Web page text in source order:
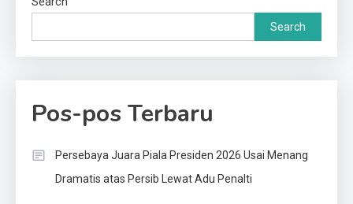
Search
Pos-pos Terbaru
Persebaya Juara Piala Presiden 2026 Usai Menang
Dramatis atas Persib Lewat Adu Penalti